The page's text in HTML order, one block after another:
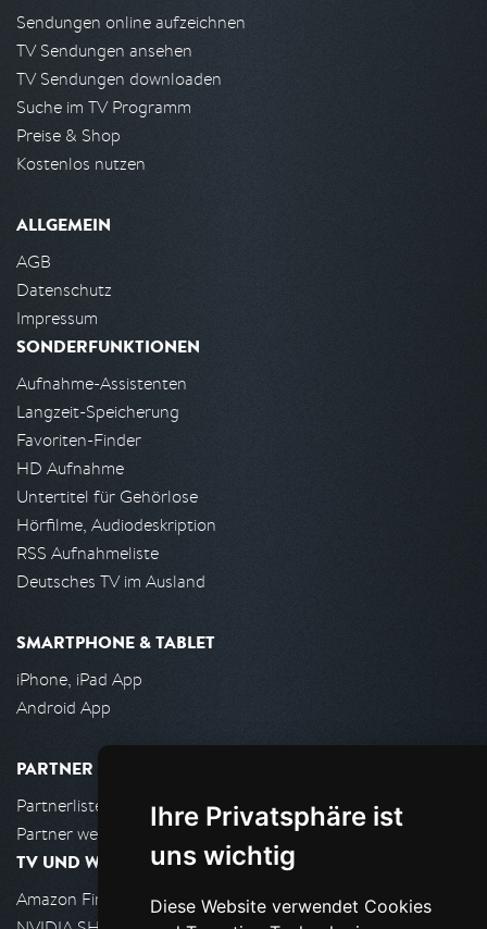
Ihre Privatsphäre ist
uns wichtig
Diese Website verwendet Cookies
Sendungen online aufzeichnen
TV Sendungen ansehen
TV Sendungen downloaden
Suche im TV Programm
Preise & Shop
Kostenlos nutzen
ALLGEMEIN
AGB
Datenschutz
Impressum
SONDERFUNKTIONEN
Aufnahme-Assistenten
Langzeit-Speicherung
Favoriten-Finder
HD Aufnahme
Untertitel für Gehörlose
Hörfilme, Audiodeskription
RSS Aufnahmeliste
Deutsches TV im Ausland
SMARTPHONE & TABLET
iPhone, iPad App
Android App
PARTNER
Partnerliste
Partner werden
TV UND WOHNZIMMER
Amazon FireTV